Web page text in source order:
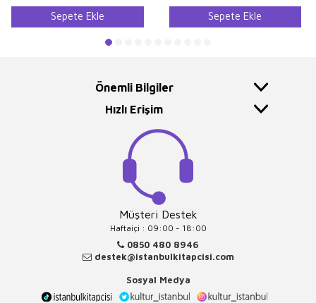
Sepete Ekle Sepete Ekle
Önemli Bilgiler
Hızlı Erişim
Müşteri Destek
Haftaiçi : 09:00 - 18:00
0850 480 8946
destek@istanbulkitapcisi.com
Sosyal Medya